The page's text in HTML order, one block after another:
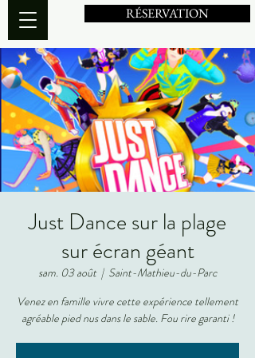
RÉSERVATION
Just Dance sur la plage
sur écran géant
sam. 03 août
  |
Saint-Mathieu-du-Parc
Venez en famille vivre cette expérience tellement
agréable pied nus dans le sable. Fou rire garanti !